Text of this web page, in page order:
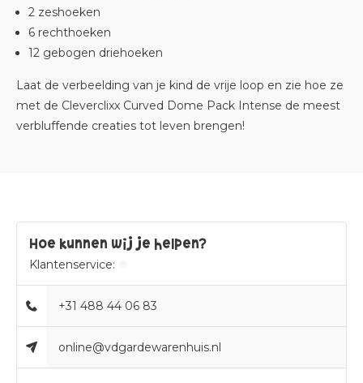
2 zeshoeken
6 rechthoeken
12 gebogen driehoeken
Laat de verbeelding van je kind de vrije loop en zie hoe ze
met de Cleverclixx Curved Dome Pack Intense de meest
verbluffende creaties tot leven brengen!
Hoe kunnen wij je helpen?
Klantenservice:
+31 488 44 06 83
online@vdgardewarenhuis.nl